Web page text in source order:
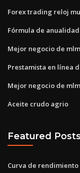
Forex trading reloj
Fórmula de
Mejor negocio de
Prestamista en línea
Mejor negocio de
Aceite crudo agrio
Featured Posts
Curva de rendimiento